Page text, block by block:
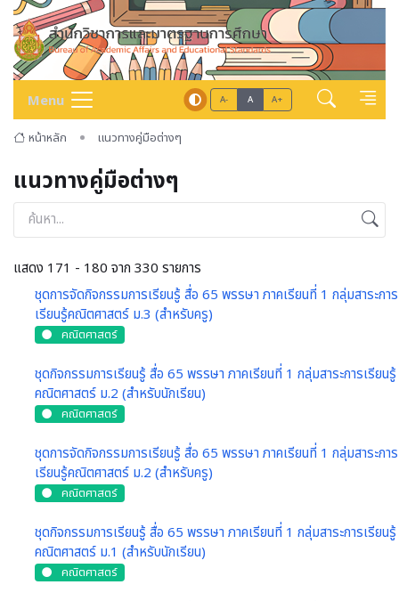
Menu A- A A+
หน้าหลัก แนวทางคู่มือต่างๆ
แนวทางคู่มือต่างๆ
แสดง 171 - 180 จาก 330 รายการ
ชุดการจัดกิจกรรมการเรียนรู้ สื่อ 65 พรรษา ภาคเรียนที่ 1 กลุ่มสาระการ
เรียนรู้คณิตศาสตร์ ม.3 (สำหรับครู)
คณิตศาสตร์
ชุดกิจกรรมการเรียนรู้ สื่อ 65 พรรษา ภาคเรียนที่ 1 กลุ่มสาระการเรียนรู้
คณิตศาสตร์ ม.2 (สำหรับนักเรียน)
คณิตศาสตร์
ชุดการจัดกิจกรรมการเรียนรู้ สื่อ 65 พรรษา ภาคเรียนที่ 1 กลุ่มสาระการ
เรียนรู้คณิตศาสตร์ ม.2 (สำหรับครู)
คณิตศาสตร์
ชุดกิจกรรมการเรียนรู้ สื่อ 65 พรรษา ภาคเรียนที่ 1 กลุ่มสาระการเรียนรู้
คณิตศาสตร์ ม.1 (สำหรับนักเรียน)
คณิตศาสตร์